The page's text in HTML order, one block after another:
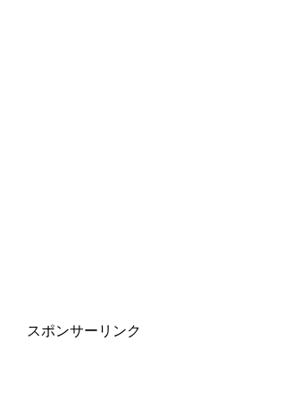
スポンサーリンク